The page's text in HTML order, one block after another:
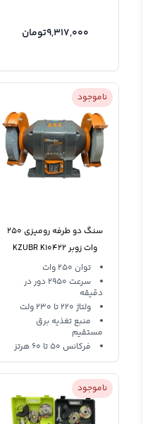
9,317,000تومان
ناموجود
سنگ دو طرفه رومیزی 250
وات زوبر KZUBR K10422
KBG-150 توان 250 وات
سرعت 2950 دور در
دقیقه
ولتاژ 220 تا 230 ولت
منبع تغذیه برق
مستقیم
فرکانس 50 تا 60 هرتز
ناموجود